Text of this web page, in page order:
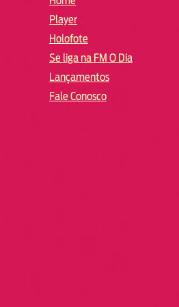
Player
Holofote
Se liga na FM O Dia
Lançamentos
Fale Conosco